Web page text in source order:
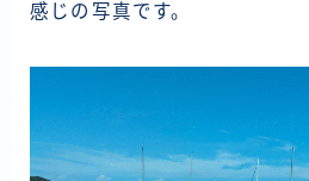
感じの写真です。